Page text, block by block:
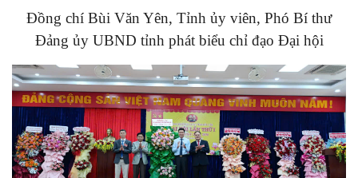
Đồng chí Bùi Văn Yên, Tỉnh ủy viên, Phó Bí thư
Đảng ủy UBND tỉnh phát biểu chỉ đạo Đại hội